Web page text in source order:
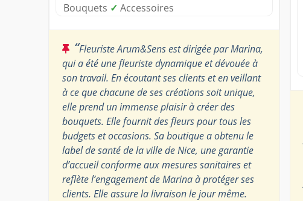
Bouquets ✓ Accessoires
“Fleuriste Arum&Sens est dirigée par Marina,
qui a été une fleuriste dynamique et dévouée à
son travail. En écoutant ses clients et en veillant
à ce que chacune de ses créations soit unique,
elle prend un immense plaisir à créer des
bouquets. Elle fournit des fleurs pour tous les
budgets et occasions. Sa boutique a obtenu le
label de santé de la ville de Nice, une garantie
d’accueil conforme aux mesures sanitaires et
reflète l’engagement de Marina à protéger ses
clients. Elle assure la livraison le jour même.